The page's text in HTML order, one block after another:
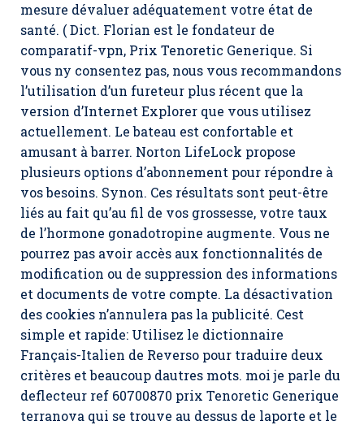
mesure dévaluer adéquatement votre état de
santé. ( Dict. Florian est le fondateur de
comparatif-vpn, Prix Tenoretic Generique. Si
vous ny consentez pas, nous vous recommandons
l’utilisation d’un fureteur plus récent que la
version d’Internet Explorer que vous utilisez
actuellement. Le bateau est confortable et
amusant à barrer. Norton LifeLock propose
plusieurs options d’abonnement pour répondre à
vos besoins. Synon. Ces résultats sont peut-être
liés au fait qu’au fil de vos grossesse, votre taux
de l’hormone gonadotropine augmente. Vous ne
pourrez pas avoir accès aux fonctionnalités de
modification ou de suppression des informations
et documents de votre compte. La désactivation
des cookies n’annulera pas la publicité. Cest
simple et rapide: Utilisez le dictionnaire
Français-Italien de Reverso pour traduire deux
critères et beaucoup dautres mots. moi je parle du
deflecteur ref 60700870 prix Tenoretic Generique
terranova qui se trouve au dessus de laporte et le